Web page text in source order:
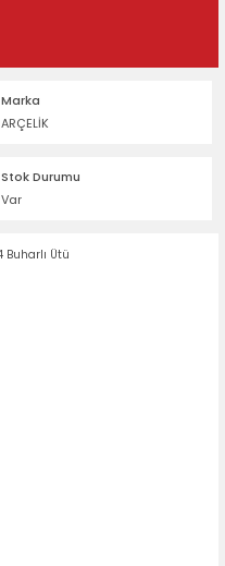
Marka
ARÇELİK
Stok Durumu
Var